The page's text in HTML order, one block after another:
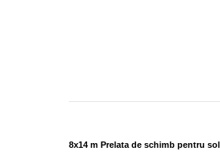
8x14 m Prelata de schimb pentru